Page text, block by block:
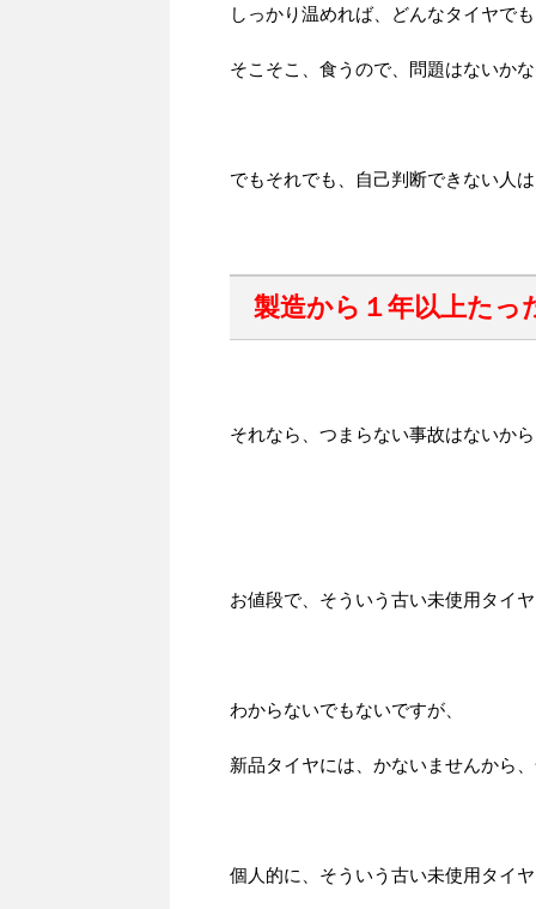
しっかり温めれば、どんなタイヤで
そこそこ、食うので、問題はないか
でもそれでも、自己判断できない人は
製造から１年以上た
それなら、つまらない事故はないか
お値段で、そういう古い未使用タイ
わからないでもないですが、
新品タイヤには、かないませんから
個人的に、そういう古い未使用タイ